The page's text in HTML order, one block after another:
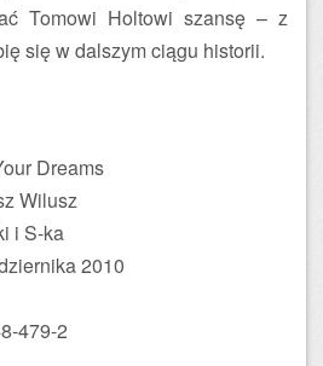
Tomowi Holtowi szansę – z
się w dalszym ciągu historii.
Dreams
Wilusz
i S-ka
2010
479-2